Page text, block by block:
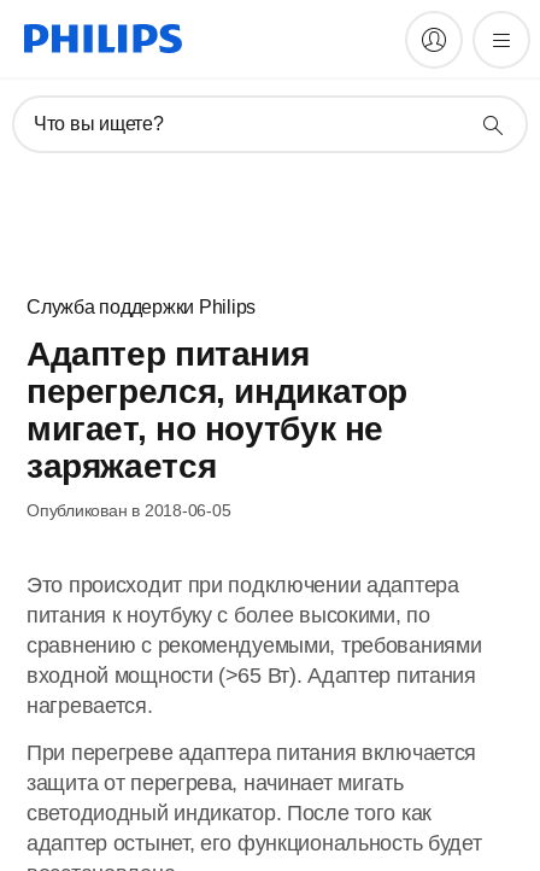
Что вы ищете?
Служба поддержки Philips
Адаптер питания
перегрелся, индикатор
мигает, но ноутбук не
заряжается
Опубликован в 2018-06-05
Это происходит при подключении адаптера
питания к ноутбуку с более высокими, по
сравнению с рекомендуемыми, требованиями
входной мощности (>65 Вт). Адаптер питания
нагревается.
При перегреве адаптера питания включается
защита от перегрева, начинает мигать
светодиодный индикатор. После того как
адаптер остынет, его функциональность будет